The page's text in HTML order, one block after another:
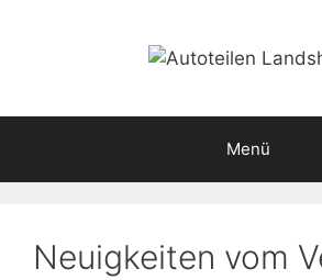
Menü
Neuigkeiten vom